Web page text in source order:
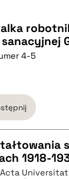
4-5
1918-
Acta